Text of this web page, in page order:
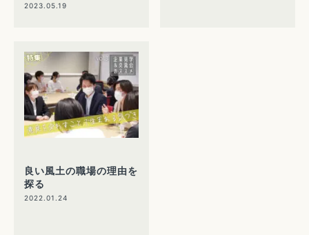
2023.05.19
良い風土の職場の理由を
探る
2022.01.24